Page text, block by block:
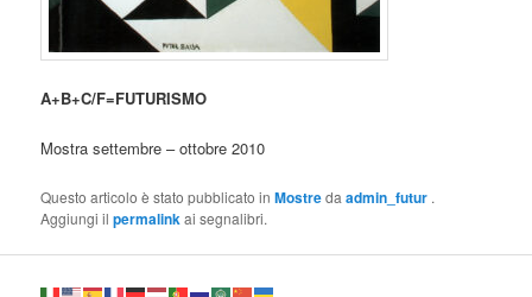
A+B+C/F=FUTURISMO
Mostra settembre – ottobre 2010
Questo articolo è stato pubblicato inMostredaadmin_futur .
Aggiungi ilpermalink ai segnalibri.